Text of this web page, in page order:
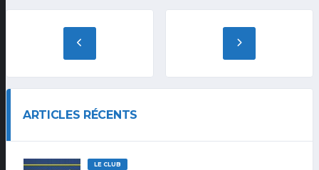
ARTICLES RÉCENTS
LE CLUB